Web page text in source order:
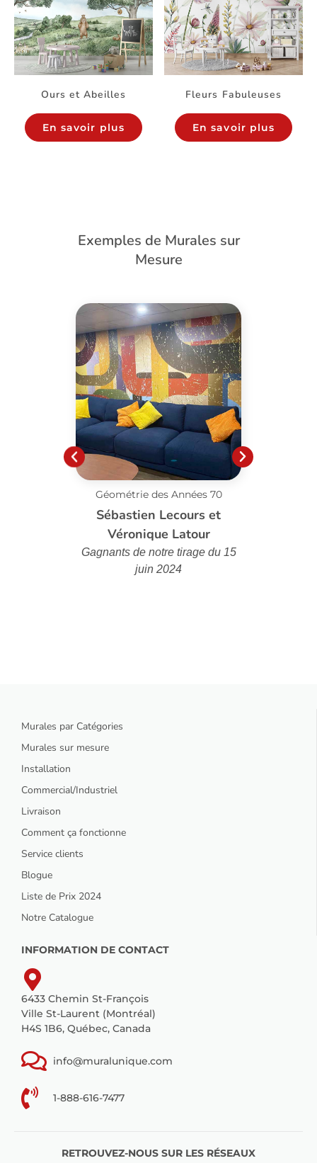
Ours et Abeilles
En savoir plus
Fleurs Fabuleuses
En savoir plus
Exemples de Murales sur
Mesure
Géométrie des Années 70
Sébastien Lecours et
Véronique Latour
Gagnants de notre tirage du 15
juin 2024
Murales par Catégories
Murales sur mesure
Installation
Commercial/Industriel
Livraison
Comment ça fonctionne
Service clients
Blogue
Liste de Prix 2024
Notre Catalogue
INFORMATION DE CONTACT
6433 Chemin St-François
Ville St-Laurent (Montréal)
H4S 1B6, Québec, Canada
info@muralunique.com
1-888-616-7477
RETROUVEZ-NOUS SUR LES RÉSEAUX